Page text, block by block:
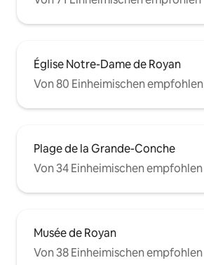
Église Notre-Dame de Royan
Von 80 Einheimischen empfohlen
Plage de la Grande-Conche
Von 34 Einheimischen empfohlen
Musée de Royan
Von 38 Einheimischen empfohlen